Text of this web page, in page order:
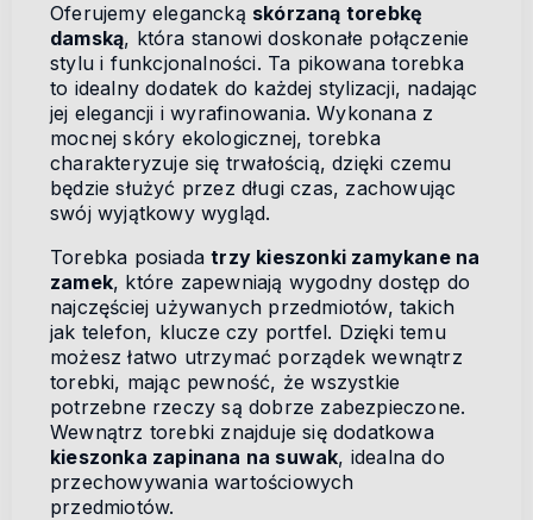
Oferujemy elegancką skórzaną torebkę
damską, która stanowi doskonałe połączenie
stylu i funkcjonalności. Ta pikowana torebka
to idealny dodatek do każdej stylizacji, nadając
jej elegancji i wyrafinowania. Wykonana z
mocnej skóry ekologicznej, torebka
charakteryzuje się trwałością, dzięki czemu
będzie służyć przez długi czas, zachowując
swój wyjątkowy wygląd.
Torebka posiadatrzy kieszonki zamykane na
zamek, które zapewniają wygodny dostęp do
najczęściej używanych przedmiotów, takich
jak telefon, klucze czy portfel. Dzięki temu
możesz łatwo utrzymać porządek wewnątrz
torebki, mając pewność, że wszystkie
potrzebne rzeczy są dobrze zabezpieczone.
Wewnątrz torebki znajduje się dodatkowa
kieszonka zapinana na suwak, idealna do
przechowywania wartościowych
przedmiotów.